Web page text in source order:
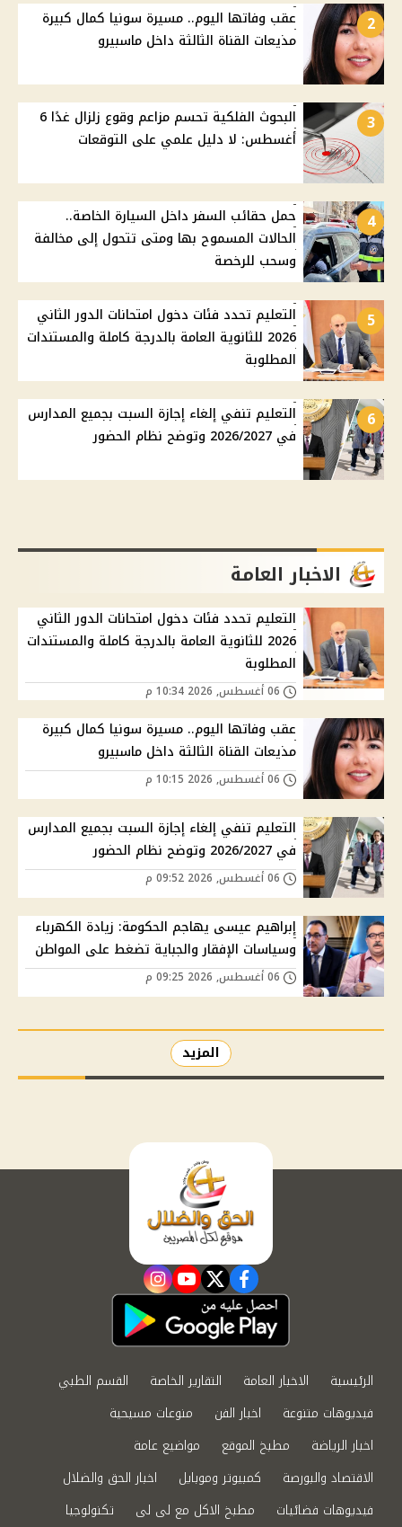
2
عقب وفاتها اليوم.. مسيرة سونيا كمال كبيرة
مذيعات القناة الثالثة داخل ماسبيرو
3
البحوث الفلكية تحسم مزاعم وقوع زلزال غدًا 6
أغسطس: لا دليل علمي على التوقعات
4
حمل حقائب السفر داخل السيارة الخاصة..
الحالات المسموح بها ومتى تتحول إلى مخالفة
وسحب للرخصة
5
التعليم تحدد فئات دخول امتحانات الدور الثاني
2026 للثانوية العامة بالدرجة كاملة والمستندات
المطلوبة
6
التعليم تنفي إلغاء إجازة السبت بجميع المدارس
في 2026/2027 وتوضح نظام الحضور
الاخبار العامة
التعليم تحدد فئات دخول امتحانات الدور الثاني
2026 للثانوية العامة بالدرجة كاملة والمستندات
المطلوبة
عقب وفاتها اليوم.. مسيرة سونيا كمال كبيرة
مذيعات القناة الثالثة داخل ماسبيرو
التعليم تنفي إلغاء إجازة السبت بجميع المدارس
في 2026/2027 وتوضح نظام الحضور
إبراهيم عيسى يهاجم الحكومة: زيادة الكهرباء
وسياسات الإفقار والجباية تضغط على المواطن
المزيد
facebook
twitter
youtube
instagram
الرئيسية الاخبار العامة التقارير الخاصة
القسم الطبي
فيديوهات متنوعة
اخبار الفن
منوعات مسيحية
اخبار الرياضة
مطبخ الموقع
مواضيع عامة
الاقتصاد والبورصة
كمبيوتر وموبايل
اخبار الحق والضلال
فيديوهات فضائيات
مطبخ الاكل مع لى لى تكنولوجيا